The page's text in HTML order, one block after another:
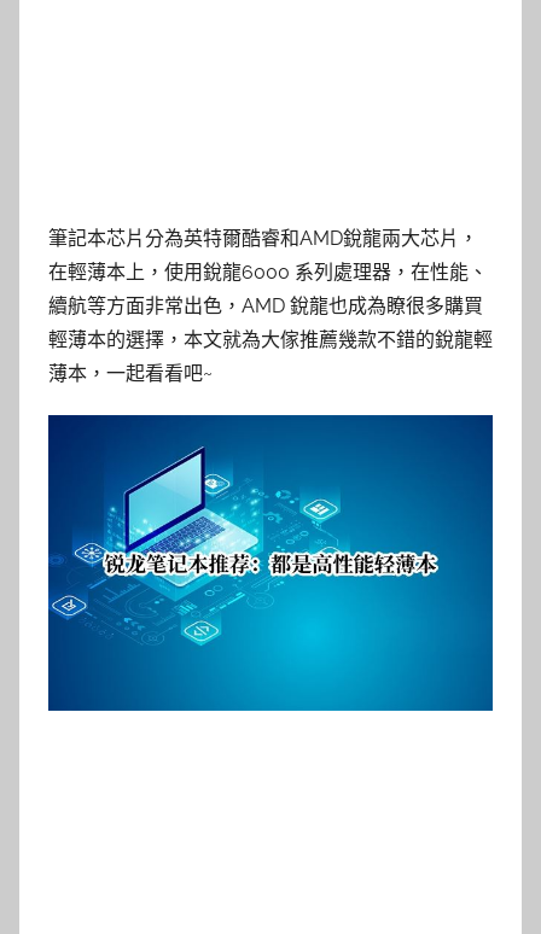
筆記本芯片分為英特爾酷睿和AMD銳龍兩大芯片，
在輕薄本上，使用銳龍6000 系列處理器，在性能、
續航等方面非常出色，AMD 銳龍也成為瞭很多購買
輕薄本的選擇，本文就為大傢推薦幾款不錯的銳龍輕
薄本，一起看看吧~